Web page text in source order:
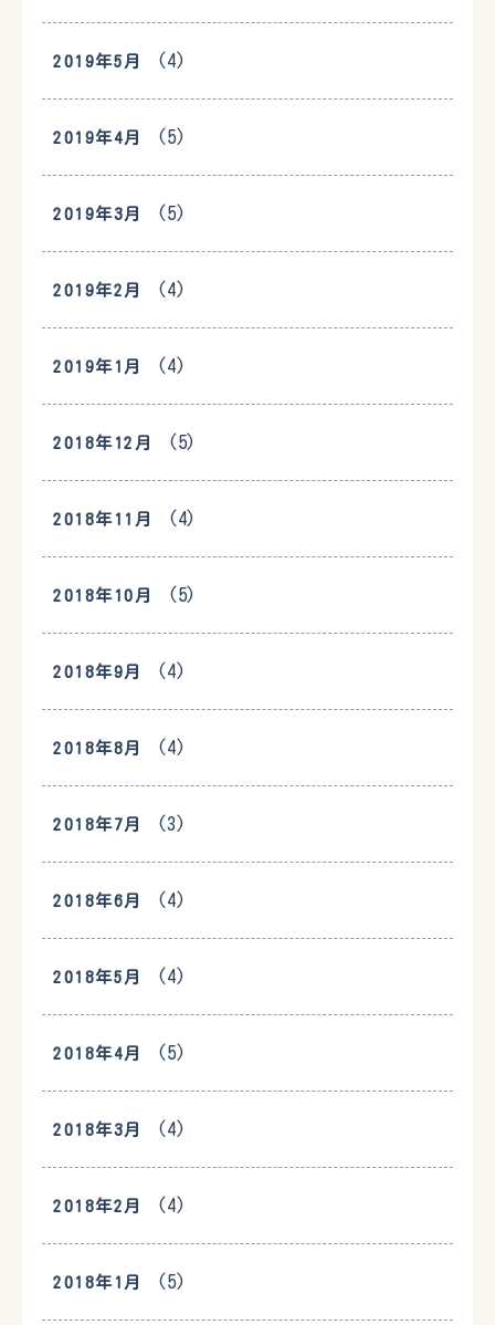
2019年5月 (4)
2019年4月 (5)
2019年3月 (5)
2019年2月 (4)
2019年1月 (4)
2018年12月 (5)
2018年11月 (4)
2018年10月 (5)
2018年9月 (4)
2018年8月 (4)
2018年7月 (3)
2018年6月 (4)
2018年5月 (4)
2018年4月 (5)
2018年3月 (4)
2018年2月 (4)
2018年1月 (5)